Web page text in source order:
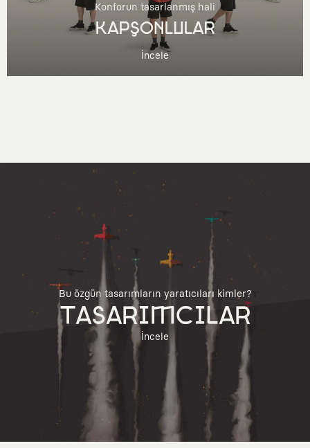
Konforun tasarlanmış hali
KAPŞONLULAR
İncele
Bu özgün tasarımların yaratıcıları kimler?
TASARIMCILAR
İncele